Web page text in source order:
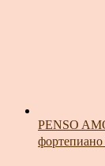
PENSO
фортепиано